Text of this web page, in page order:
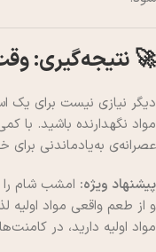
🚀 نتیجه‌گیری:
دیگر نیازی نیست برای
مواد نگهدارنده باشید. با
عصرانه‌ی به‌یادماندنی برای
پیشنهاد ویژه: امشب شام
و از طعم واقعی مواد اولیه
مواد اولیه دارید، در